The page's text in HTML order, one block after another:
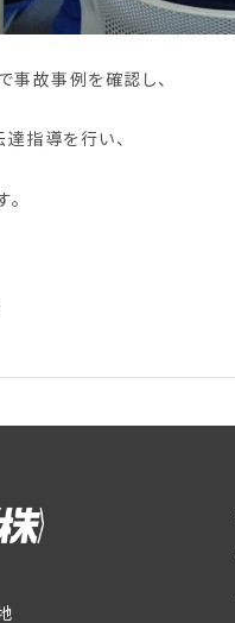
事故事例を確認し、
指導を行い、